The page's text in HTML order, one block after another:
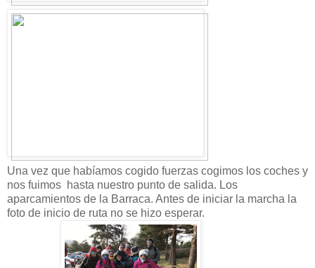
Una vez que habíamos cogido fuerzas cogimos los coches y
nos fuimos hasta nuestro punto de salida. Los
aparcamientos de la Barraca. Antes de iniciar la marcha la
foto de inicio de ruta no se hizo esperar.